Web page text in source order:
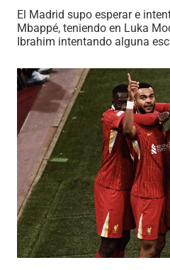
El Madrid supo esperar e
Mbappé, teniendo en Luka
Ibrahim intentando alguna